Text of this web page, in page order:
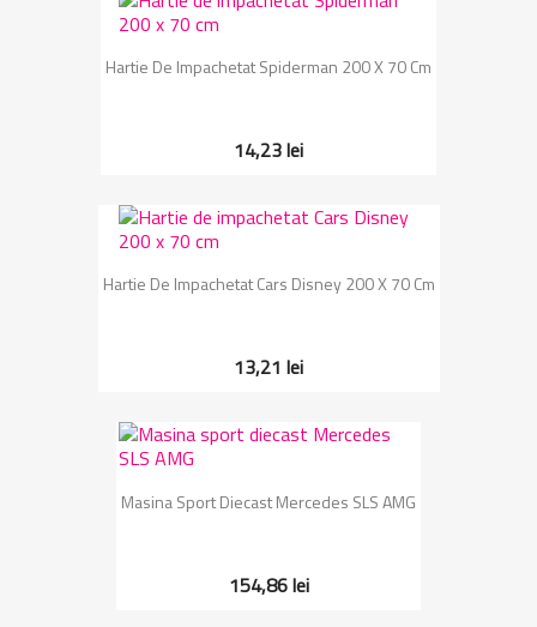
Hartie De Impachetat Spiderman 200 X 70 Cm
14,23 lei
Hartie De Impachetat Cars Disney 200 X 70 Cm
13,21 lei
Masina Sport Diecast Mercedes SLS AMG
154,86 lei